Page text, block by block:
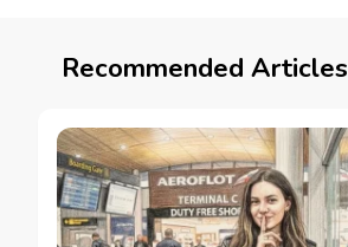
Recommended Articles